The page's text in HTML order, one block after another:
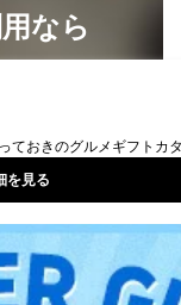
いて利用目的
れに応じま
する場合は、
。そのとき
もに、理由を
ことによって
権利利益を
ことによって
それがある
事務を遂行
なら